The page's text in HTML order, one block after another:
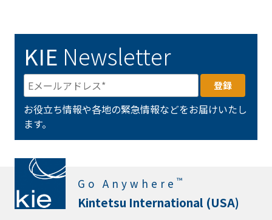
KIE Newsletter
お役立ち情報や各地の緊急情報などをお届けいたし
ます。
Go Anywhere ™
Kintetsu International (USA)